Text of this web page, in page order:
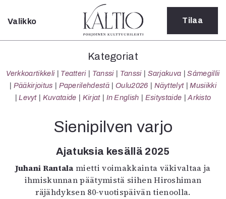
Sulje
Kategoriat
Verkkoartikkeli
Teatteri
Tanssi
Sarjakuva
Sámegillii
Pääkirjoitus
Paperilehdestä
Oulu2026
Näyttelyt
Musiikki
Valikko Tilaa
Kategoriat
Verkkoartikkeli Teatteri Tanssi Tanssi Sarjakuva
Sámegillii
Pääkirjoitus
Paperilehdestä Oulu2026 Näyttelyt
Musiikki
Levyt
Kuvataide Kirjat In English Esitystaide Arkisto
Sienipilven varjo
Ajatuksia kesällä 2025
Juhani Rantala mietti voimakkainta väkivaltaa ja
ihmiskunnan päätymistä siihen Hiroshiman
räjähdyksen 80-vuotispäivän tienoolla.